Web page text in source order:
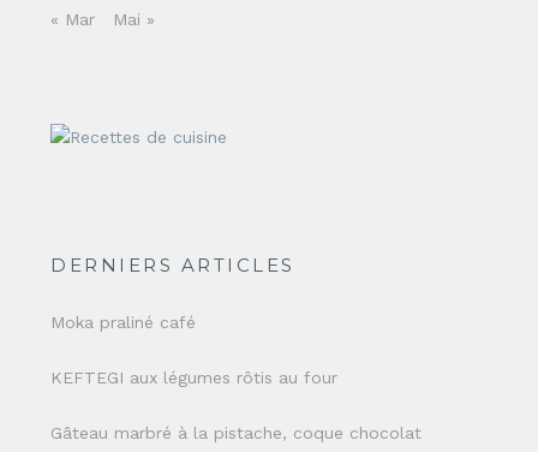
« Mar Mai »
DERNIERS ARTICLES
Moka praliné café
KEFTEGI aux légumes rôtis au four
Gâteau marbré à la pistache, coque chocolat